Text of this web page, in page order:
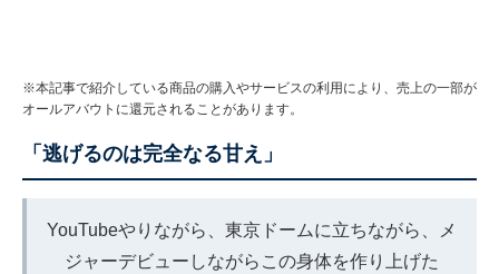
※本記事で紹介している商品の購入やサービスの利用により、売上の一部が
オールアバウトに還元されることがあります。
「逃げるのは完全なる甘え」
YouTubeやりながら、東京ドームに立ちながら、メ
ジャーデビューしながらこの身体を作り上げた